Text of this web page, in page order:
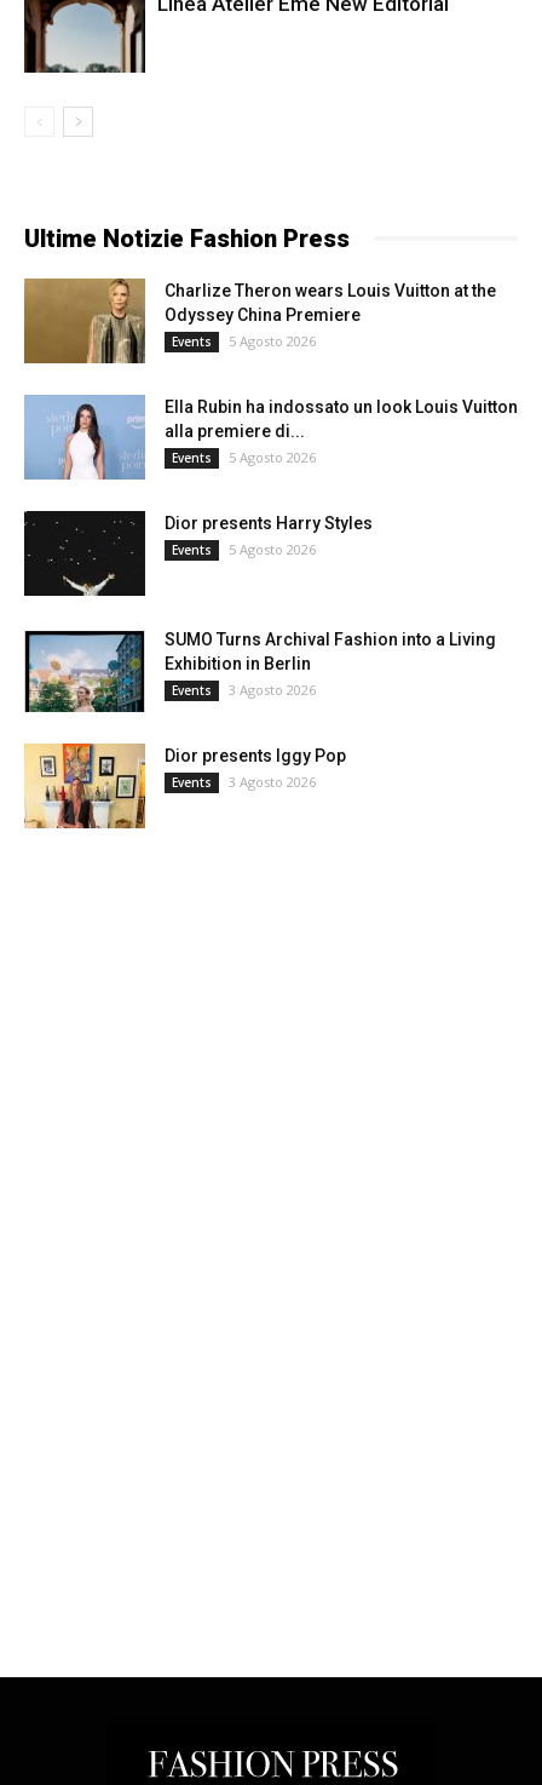
Ultime Notizie Fashion Press
Charlize Theron wears Louis Vuitton at the
Odyssey China Premiere
Events 5 Agosto 2026
Ella Rubin ha indossato un look Louis Vuitton
alla premiere di...
Events 5 Agosto 2026
Dior presents Harry Styles
Events 5 Agosto 2026
SUMO Turns Archival Fashion into a Living
Exhibition in Berlin
Events 3 Agosto 2026
Dior presents Iggy Pop
Events 3 Agosto 2026